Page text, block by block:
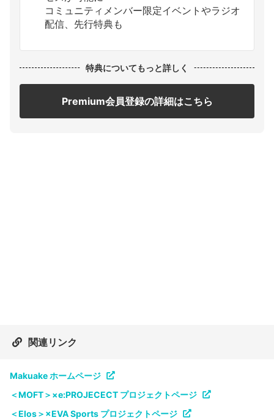
コミュニティメンバー限定イベントやラジオ
配信、先行特典も
特典についてもっと詳しく
Premium会員登録の詳細はこちら
関連リンク
Makuake ホームページ
＜MOFT＞×e:PROJECECT プロジェクトページ
＜Elos＞×EVA Sports プロジェクトページ